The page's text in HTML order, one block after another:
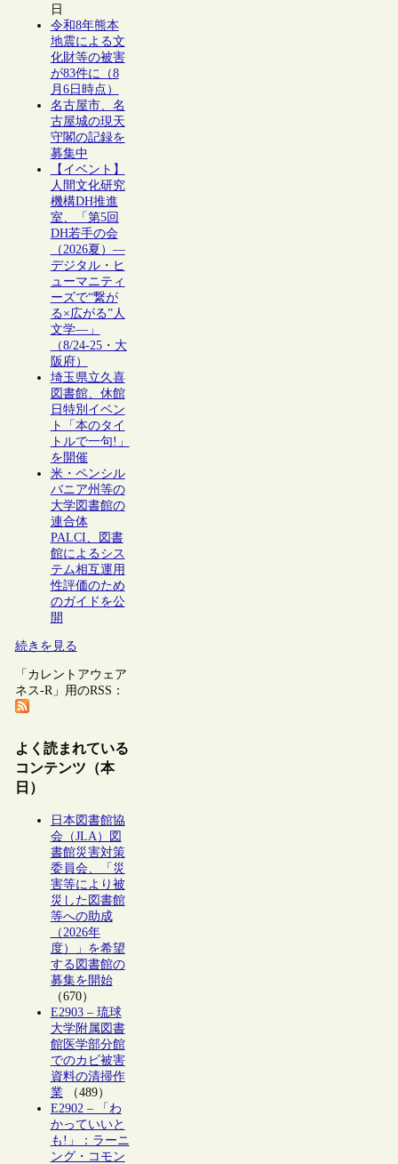
日
令和8年熊本
地震による文
化財等の被害
が83件に（8
月6日時点）
名古屋市、名
古屋城の現天
守閣の記録を
募集中
【イベント】
人間文化研究
機構DH推進
室、「第5回
DH若手の会
（2026夏）―
デジタル・ヒ
ューマニティ
ーズで“繋が
る×広がる”人
文学―」
（8/24-25・大
阪府）
埼玉県立久喜
図書館、休館
日特別イベン
ト「本のタイ
トルで一句!」
を開催
米・ペンシル
バニア州等の
大学図書館の
連合体
PALCI、図書
館によるシス
テム相互運用
性評価のため
のガイドを公
開
続きを見る
「カレントアウェア
ネス-R」用のRSS：
よく読まれている
コンテンツ（本
日）
日本図書館協
会（JLA）図
書館災害対策
委員会、「災
害等により被
災した図書館
等への助成
（2026年
度）」を希望
する図書館の
募集を開始
（670）
E2903 – 琉球
大学附属図書
館医学部分館
でのカビ被害
資料の清掃作
業（489）
E2902 – 「わ
かっていいと
も!」：ラーニ
ング・コモン